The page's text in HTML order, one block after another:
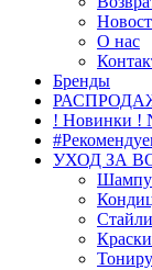
О нас
Бренды
! Новинки !
УХОД ЗА